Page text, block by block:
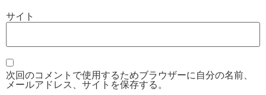
サイト
次回のコメントで使用するためブラウザーに自分の名前、
メールアドレス、サイトを保存する。